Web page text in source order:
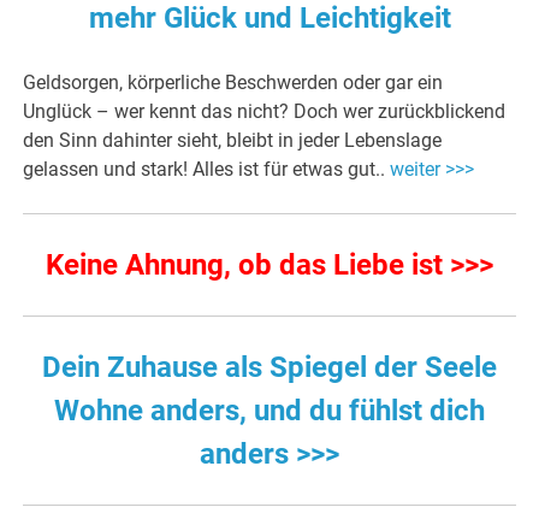
mehr Glück und Leichtigkeit
Geldsorgen, körperliche Beschwerden oder gar ein
Unglück – wer kennt das nicht? Doch wer zurückblickend
den Sinn dahinter sieht, bleibt in jeder Lebenslage
gelassen und stark! Alles ist für etwas gut..weiter >>>
Keine Ahnung, ob das Liebe ist >>>
Dein Zuhause als Spiegel der Seele
Wohne anders, und du fühlst dich
anders >>>